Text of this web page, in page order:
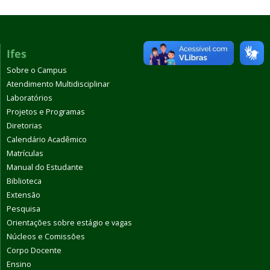
Ifes
Sobre o Campus
Atendimento Multidisciplinar
Laboratórios
Projetos e Programas
Diretorias
Calendário Acadêmico
Matrículas
Manual do Estudante
Biblioteca
Extensão
Pesquisa
Orientações sobre estágio e vagas
Núcleos e Comissões
Corpo Docente
Ensino